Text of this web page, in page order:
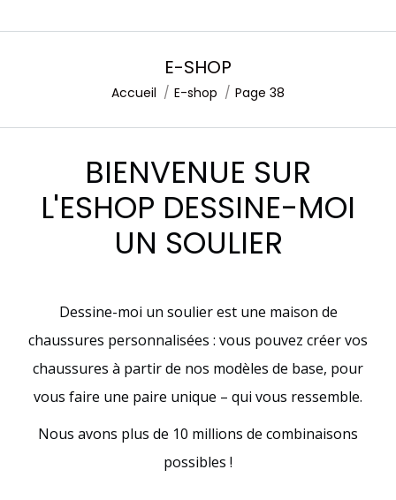
E-SHOP
Vous êtes ici :
Accueil E-shop Page 38
BIENVENUE SUR
L'ESHOP DESSINE-MOI
UN SOULIER
Dessine-moi un soulier est une maison de
chaussures personnalisées : vous pouvez créer vos
chaussures à partir de nos modèles de base, pour
vous faire une paire unique – qui vous ressemble.
Nous avons plus de 10 millions de combinaisons
possibles !